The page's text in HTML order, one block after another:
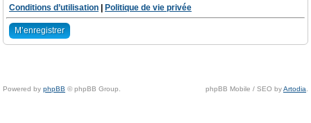
Conditions d’utilisation
Politique de vie privée
M’enregistrer
Powered by phpBB © phpBB Group. phpBB Mobile / SEO byArtodia